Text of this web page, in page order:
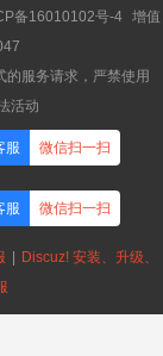
备16010102号-4 增值
服务请求，严禁使用
活动
服 微信扫一扫
服 微信扫一扫
Discuz! 安装、升级、